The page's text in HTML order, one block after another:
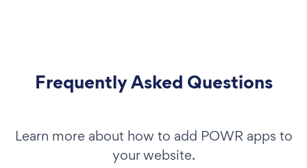
Frequently Asked Questions
Learn more about how to add POWR apps to
your website.